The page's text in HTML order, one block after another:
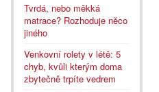
Tvrdá, nebo měkká
matrace? Rozhoduje něco
jiného
Venkovní rolety v létě: 5
chyb, kvůli kterým doma
zbytečně trpíte vedrem